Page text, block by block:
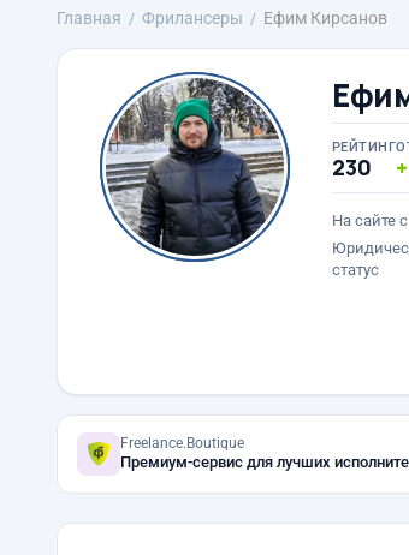
Главная Фрилансеры Ефим Кирсанов
РЕЙТИНГ
230
На сайте с
статус
Freelance.Boutique
Премиум-сервис для лучших